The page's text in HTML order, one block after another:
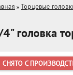
» Торцевые
головка
СНЯТО С